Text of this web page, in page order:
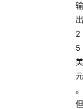
输
出
2
5
美
元
。
但